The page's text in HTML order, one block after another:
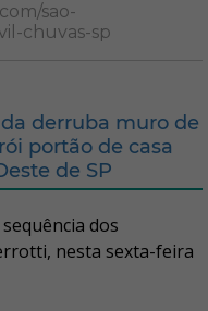
sao-
chuvas-sp
derruba muro de
portão de casa
de SP
dos
nesta sexta-feira